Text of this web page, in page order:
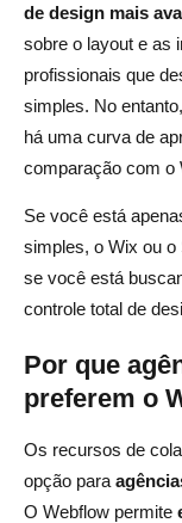
de design mais
sobre o layout e as
profissionais que
simples. No
há uma curva de
comparação com o
Se você está
simples, o Wix ou
se você está
controle total de
Por que
preferem o
Os recursos de
opção para
O Webflow permite